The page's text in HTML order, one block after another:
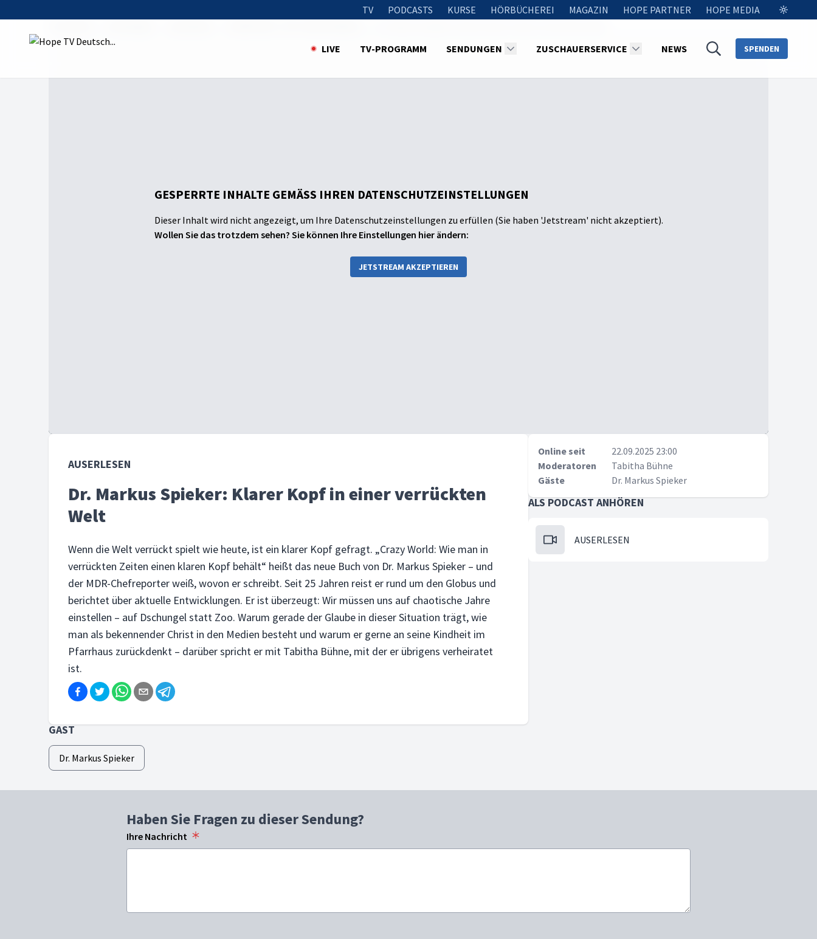
TV PODCASTS KURSE HÖRBÜCHEREI MAGAZIN HOPE PARTNER HOPE MEDIA
LIVE TV-PROGRAMM SENDUNGEN ZUSCHAUERSERVICE NEWS SPENDEN
GESPERRTE INHALTE GEMÄSS IHREN DATENSCHUTZEINSTELLUNGEN
Dieser Inhalt wird nicht angezeigt, um Ihre Datenschutzeinstellungen zu erfüllen (Sie haben 'Jetstream' nicht akzeptiert).
Wollen Sie das trotzdem sehen? Sie können Ihre Einstellungen hier ändern:
JETSTREAM AKZEPTIEREN
AUSERLESEN
Dr. Markus Spieker: Klarer Kopf in einer verrückten
Welt
Wenn die Welt verrückt spielt wie heute, ist ein klarer Kopf gefragt. „Crazy World: Wie man in
verrückten Zeiten einen klaren Kopf behält“ heißt das neue Buch von Dr. Markus Spieker – und
der MDR-Chefreporter weiß, wovon er schreibt. Seit 25 Jahren reist er rund um den Globus und
berichtet über aktuelle Entwicklungen. Er ist überzeugt: Wir müssen uns auf chaotische Jahre
einstellen – auf Dschungel statt Zoo. Warum gerade der Glaube in dieser Situation trägt, wie
man als bekennender Christ in den Medien besteht und warum er gerne an seine Kindheit im
Pfarrhaus zurückdenkt – darüber spricht er mit Tabitha Bühne, mit der er übrigens verheiratet
ist.
GAST
Dr. Markus Spieker
Online seit
22.09.2025 23:00
Moderatoren
Tabitha Bühne
Gäste
Dr. Markus Spieker
ALS PODCAST ANHÖREN
AUSERLESEN
Haben Sie Fragen zu dieser Sendung?
Ihre Nachricht